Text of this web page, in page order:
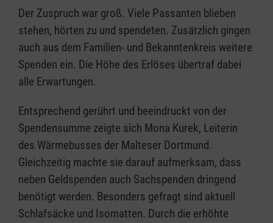
Der Zuspruch war groß. Viele Passanten blieben
stehen, hörten zu und spendeten. Zusätzlich gingen
auch aus dem Familien- und Bekanntenkreis weitere
Spenden ein. Die Höhe des Erlöses übertraf dabei
alle Erwartungen.
Entsprechend gerührt und beeindruckt von der
Spendensumme zeigte sich Mona Kurek, Leiterin
des Wärmebusses der Malteser Dortmund.
Gleichzeitig machte sie darauf aufmerksam, dass
neben Geldspenden auch Sachspenden dringend
benötigt werden. Besonders gefragt sind aktuell
Schlafsäcke und Isomatten. Durch die erhöhte